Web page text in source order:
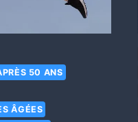
50 ANS
ÂGÉES